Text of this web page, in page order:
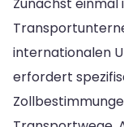
internationalen
erfordert